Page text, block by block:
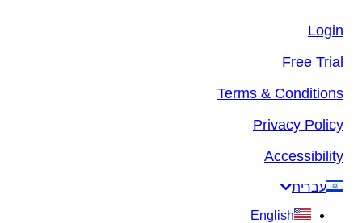
Login
Free Trial
Terms & Conditions
Privacy Policy
Accessibility
עברית
English